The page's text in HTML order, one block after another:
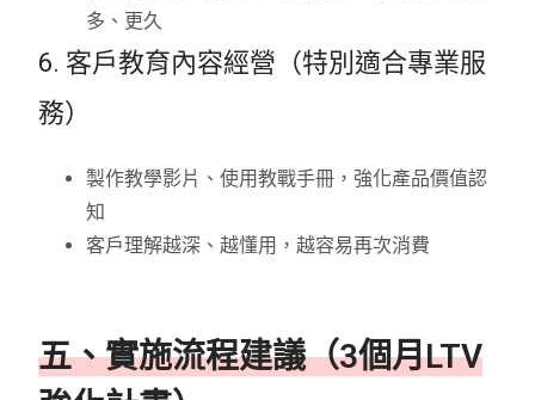
多、更久
6. 客戶教育內容經營（特別適合專業服
務）
製作教學影片、使用教戰手冊，強化產品價值認
知
客戶理解越深、越懂用，越容易再次消費
五、實施流程建議（3個月LTV